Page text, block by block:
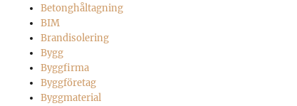
Betonghåltagning
BIM
Brandisolering
Bygg
Byggfirma
Byggföretag
Byggmaterial